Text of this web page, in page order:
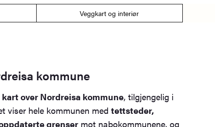
Veggkart og interiør
kommune
over Nordreisa kommune, tilgjengelig i
viser hele kommunen med tettsteder,
grensermot nabokommunene, og